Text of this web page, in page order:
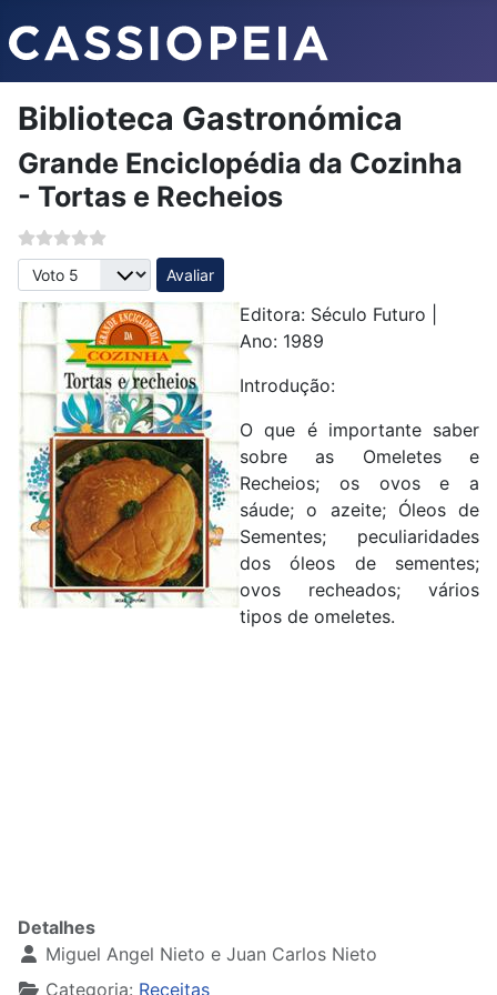
Biblioteca Gastronómica
Grande Enciclopédia da Cozinha
- Tortas e Recheios
Avalie, por favor
Editora: Século Futuro |
Ano: 1989
Introdução:
O que é importante saber
sobre as Omeletes e
Recheios; os ovos e a
sáude; o azeite; Óleos de
Sementes; peculiaridades
dos óleos de sementes;
ovos recheados; vários
tipos de omeletes.
Detalhes
Miguel Angel Nieto e Juan Carlos Nieto
Categoria: Receitas